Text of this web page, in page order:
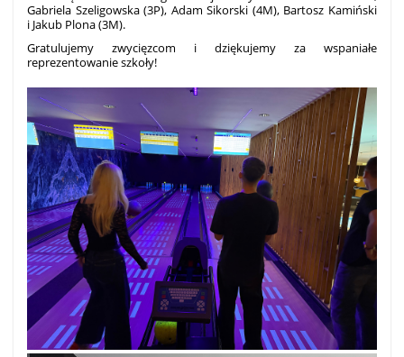
Gabriela Szeligowska (3P), Adam Sikorski (4M), Bartosz Kamiński
i Jakub Plona (3M).
Gratulujemy zwycięzcom i dziękujemy za wspaniałe
reprezentowanie szkoły!